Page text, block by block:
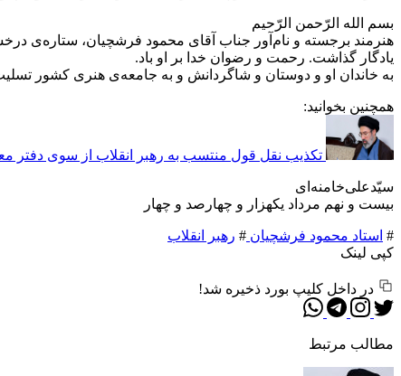
بسم الله الرّحمن الرّحیم
هنرمند برجسته و نام‌آور جناب آقای محمود فرشچیان، ستاره‌ی
یادگار گذاشت. رحمت و رضوان خدا بر او باد.
به خاندان او و دوستان و شاگردانش و به جامعه‌ی هنری کشور
همچنین بخوانید:
تکذیب نقل قول منتسب به رهبر انقلاب از سوی دفتر
سیّدعلی‌خامنه‌ای
بیست و نهم مرداد یکهزار و چهارصد و چهار
# استاد محمود فرشچیان # رهبر انقلاب
کپی لینک
در داخل کلیپ بورد ذخیره شد!
مطالب مرتبط